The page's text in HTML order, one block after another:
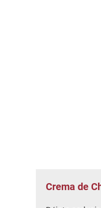
Crema de